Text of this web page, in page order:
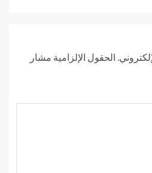
الحقول الإلزامية مشار